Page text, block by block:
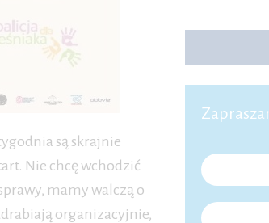
są skrajnie
Nie chcę wchodzić
mamy walczą o
organizacyjnie,